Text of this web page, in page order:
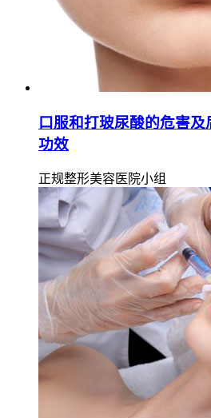
口服和打玻尿酸的危害
功效
正规整形美容医院小组